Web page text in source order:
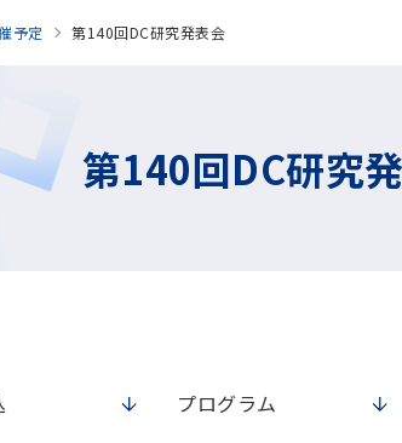
予定 第140回DC研究発表会
第140回DC研究
プログラム